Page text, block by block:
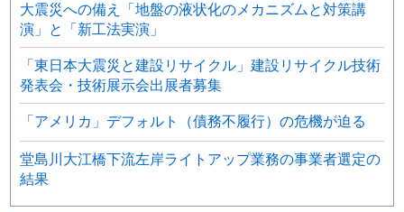
大震災への備え「地盤の液状化のメカニズムと対策講
演」と「新工法実演」
「東日本大震災と建設リサイクル」建設リサイクル技術
発表会・技術展示会出展者募集
「アメリカ」デフォルト（債務不履行）の危機が迫る
堂島川大江橋下流左岸ライトアップ業務の事業者選定の
結果